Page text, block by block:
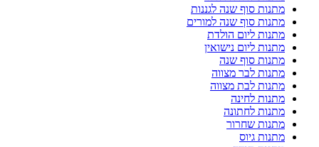
מתנות סוף שנה לגננות
מתנות סוף שנה למורים
מתנות ליום הולדת
מתנות ליום נישואין
מתנות סוף שנה
מתנות לבר מצווה
מתנות לבת מצווה
מתנות לחינה
מתנות לחתונה
מתנות שחרור
מתנות גיוס